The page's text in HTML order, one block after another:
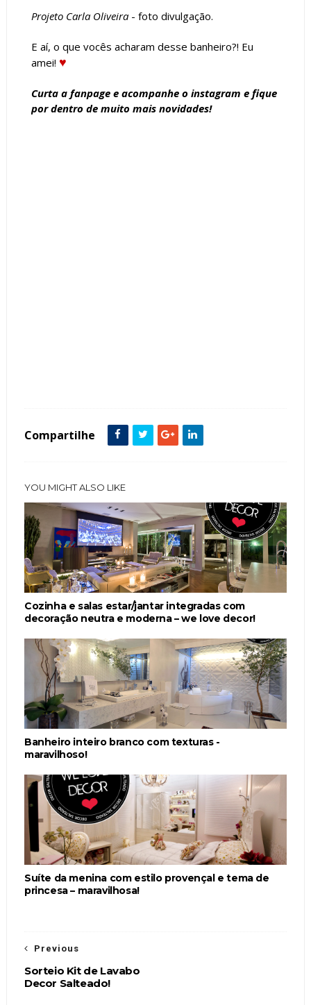
Projeto Carla Oliveira- foto divulgação.
E aí, o que vocês acharam desse banheiro?! Eu
amei! ♥
Curta a fanpagee acompanhe o instagram e fique
por dentro de muito mais novidades!
Compartilhe
YOU MIGHT ALSO LIKE
Cozinha e salas estar/jantar integradas com
decoração neutra e moderna – we love decor!
Banheiro inteiro branco com texturas -
maravilhoso!
Suíte da menina com estilo provençal e tema de
princesa – maravilhosa!
Previous
Sorteio Kit de Lavabo
Decor Salteado!